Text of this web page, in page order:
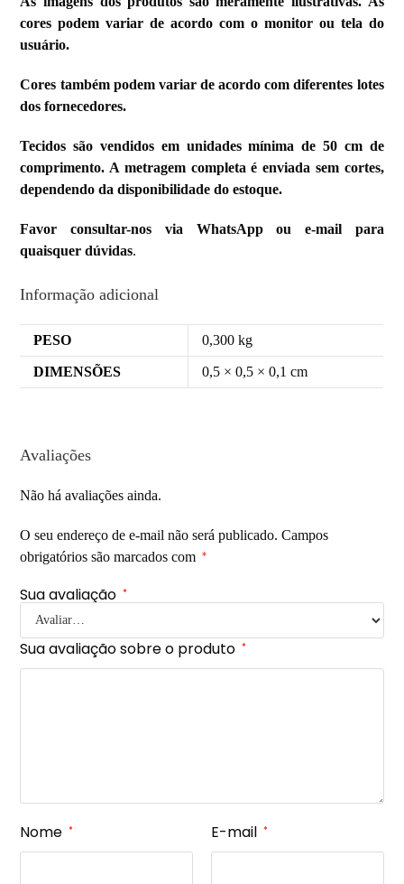
cores podem variar de acordo com o monitor ou tela do
usuário.
Cores também podem variar de acordo com diferentes lotes
dos fornecedores.
Tecidos são vendidos em unidades mínima de 50 cm de
comprimento. A metragem completa é enviada sem cortes,
dependendo da disponibilidade do estoque.
Favor consultar-nos via WhatsApp ou e-mail para
quaisquer dúvidas.
Informação adicional
PESO 0,300 kg
DIMENSÕES 0,5 × 0,5 × 0,1 cm
Avaliações
Não há avaliações ainda.
O seu endereço de e-mail não será publicado. Campos
obrigatórios são marcados com
*
Sua avaliação *
Sua avaliação sobre o produto *
Nome * E-mail *